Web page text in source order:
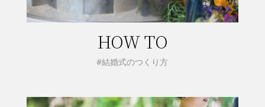
HOW TO
#結婚式のつくり方